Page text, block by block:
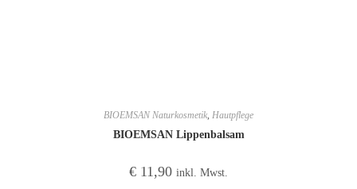
BIOEMSAN Naturkosmetik, Hautpflege
BIOEMSAN Lippenbalsam
€ 11,90 inkl. Mwst.